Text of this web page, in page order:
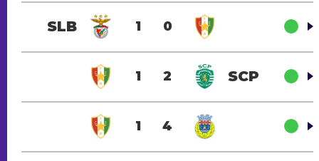
SLB 1 0
1 2 SCP
1 4